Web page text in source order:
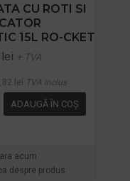
CU ROTI SI
15L RO-CKET
+ TVA
lei TVA inclus
ADAUGĂ ÎN COŞ
acum
despre produs